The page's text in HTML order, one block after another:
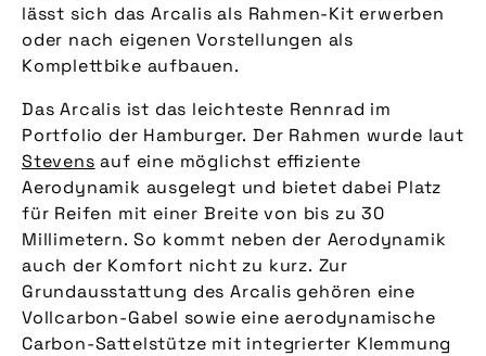
lässt sich das Arcalis als Rahmen-Kit erwerben
oder nach eigenen Vorstellungen als
Komplettbike aufbauen.
Das Arcalis ist das leichteste Rennrad im
Portfolio der Hamburger. Der Rahmen wurde laut
Stevens auf eine möglichst effiziente
Aerodynamik ausgelegt und bietet dabei Platz
für Reifen mit einer Breite von bis zu 30
Millimetern. So kommt neben der Aerodynamik
auch der Komfort nicht zu kurz. Zur
Grundausstattung des Arcalis gehören eine
Vollcarbon-Gabel sowie eine aerodynamische
Carbon-Sattelstütze mit integrierter Klemmung